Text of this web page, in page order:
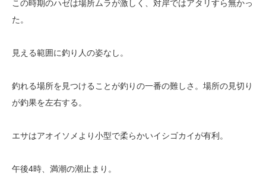
この時期のハゼは場所ムラが激しく、対岸ではアタリすら無かっ
た。
見える範囲に釣り人の姿なし。
釣れる場所を見つけることが釣りの一番の難しさ。場所の見切り
が釣果を左右する。
エサはアオイソメより小型で柔らかいイシゴカイが有利。
午後4時、満潮の潮止まり。